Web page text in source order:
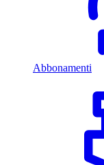
Abbonamenti